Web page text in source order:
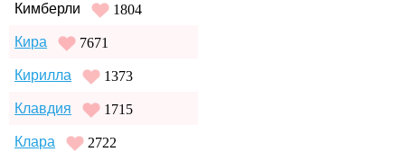
Кимберли 1804
Кира 7671
Кирилла 1373
Клавдия 1715
Клара 2722